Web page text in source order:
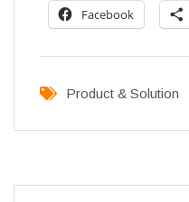
Facebook
Product & Solution